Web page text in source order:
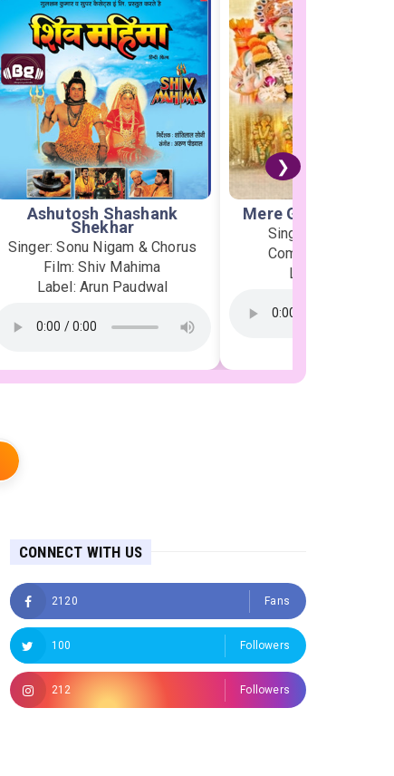
❯
Ashutosh Shashank
Shekhar
Singer: Sonu Nigam & Chorus
Film: Shiv Mahima
Label: Arun Paudwal
Mere Ghar Ram
Singer: Jubin
Composer: Payal
Label: T-Series
CONNECT WITH US
2120 Fans
100 Followers
212 Followers